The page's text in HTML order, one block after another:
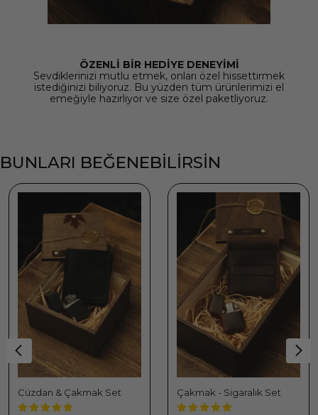
ÖZENLİ BİR HEDİYE DENEYİMİ
Sevdiklerinizi mutlu etmek, onları özel hissettirmek
istediğinizi biliyoruz. Bu yüzden tüm ürünlerimizi el
emeğiyle hazırlıyor ve size özel paketliyoruz.
BUNLARI BEĞENEBİLİRSİN
Cüzdan & Çakmak Set Çakmak - Sigaralık Set